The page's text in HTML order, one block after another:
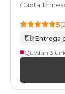
Cuota 12
5
Entrega
Quedan 3